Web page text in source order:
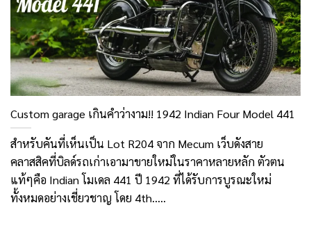
Custom garage เกินคำว่างาม!! 1942 Indian Four Model 441
สำหรับคันที่เห็นเป็น Lot R204 จาก Mecum เว็บดังสาย
คลาสสิคที่บิลด์รถเก่าเอามาขายใหม่ในราคาหลายหลัก ตัวตน
แท้ๆคือ Indian โมเดล 441 ปี 1942 ที่ได้รับการบูรณะใหม่
ทั้งหมดอย่างเชี่ยวชาญ โดย 4th.....